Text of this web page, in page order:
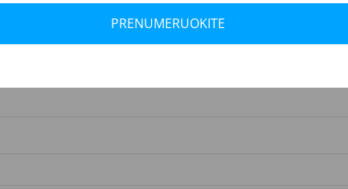
PRENUMERUOKITE